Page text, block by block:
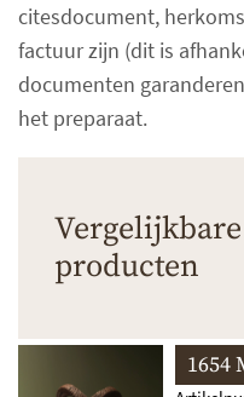
citesdocument,
factuur zijn (dit is
documenten
het preparaat.
Vergelijkbare
producten
1654